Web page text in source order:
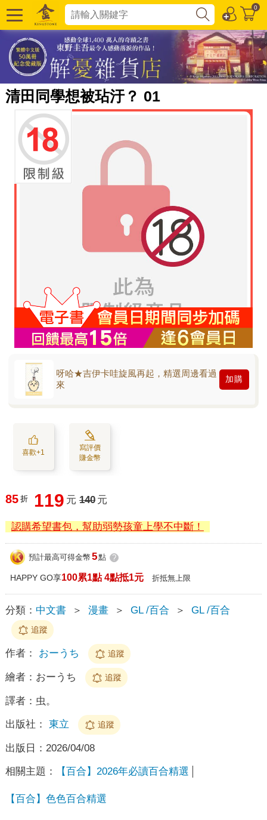
0
清田同學想被玷汙？ 01
呀哈★吉伊卡哇旋風再起，精選周邊看過
來
加購
喜歡+1
寫評價
賺金幣
85 折 119 元 140 元
認購希望書包，幫助弱勢孩童上學不中斷！
預計最高可得金幣 5點 ?
HAPPY GO享100累1點 4點抵1元 折抵無上限
分類： 中文書 ＞ 漫畫 ＞ GL /百合 ＞ GL /百合
追蹤
作者： おーうち 追蹤
繪者： おーうち 追蹤
譯者： 虫。
出版社： 東立 追蹤
出版日： 2026/04/08
相關主題： 【百合】2026年必讀百合精選
【百合】色色百合精選